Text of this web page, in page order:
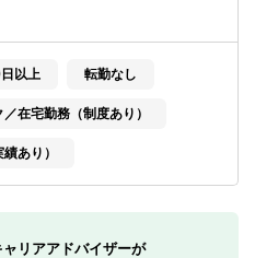
以上 転勤なし
在宅勤務（制度あり）
あり）
リアアドバイザーが